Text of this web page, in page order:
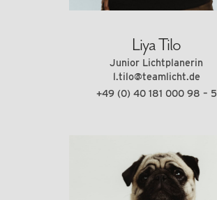
Liya Tilo
l.tilo@teamlicht.de
+49 (0) 40 181 000 98 – 5
Junior Lichtplanerin